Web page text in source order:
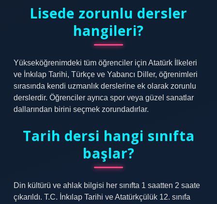
Lisede zorunlu dersler
hangileri?
Yükseköğrenimdeki tüm öğrenciler için Atatürk İlkeleri
ve İnkılap Tarihi, Türkçe ve Yabancı Diller, öğrenimleri
sırasında kendi uzmanlık derslerine ek olarak zorunlu
derslerdir. Öğrenciler ayrıca spor veya güzel sanatlar
dallarından birini seçmek zorundadırlar.
Tarih dersi hangi sınıfta
başlar?
Din kültürü ve ahlak bilgisi her sınıfta 1 saatten 2 saate
çıkarıldı. T.C. İnkılap Tarihi ve Atatürkçülük 12. sınıfa